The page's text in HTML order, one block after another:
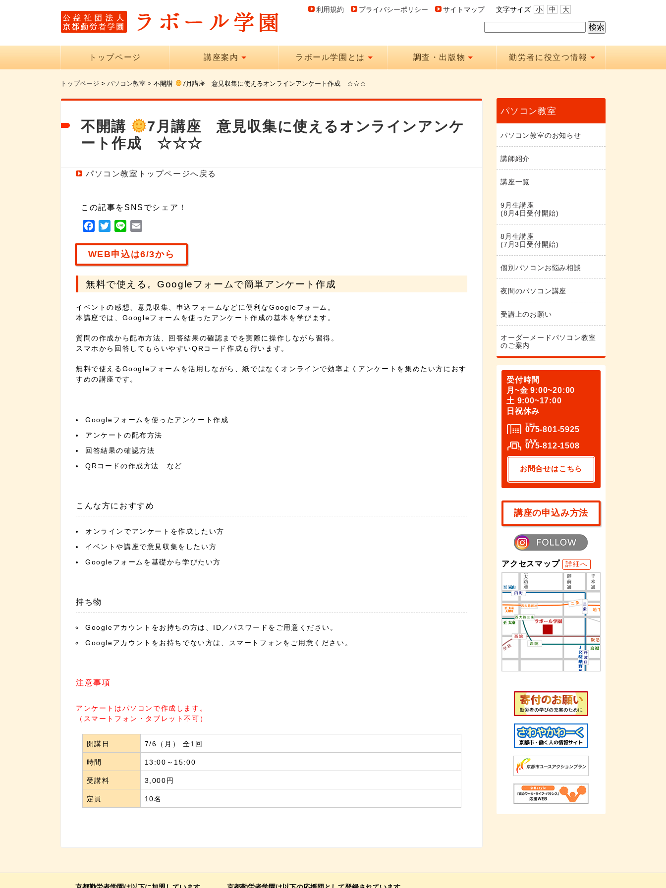
利用規約 プライバシーポリシー サイトマップ 文字サイズ 小 中 大
トップページ 講座案内 ラボール学園とは 調査・出版物 勤労者に役立つ情報
トップページ > パソコン教室 > 不開講 7月講座 意見収集に使えるオンラインアンケート作成 ☆☆☆
不開講
7月講座 意見収集に使えるオンラインアンケ
ート作成 ☆☆☆
パソコン教室トップページへ戻る
この記事をSNSでシェア！
F
c
o
k
T
i
e
n
a
WEB申込は6/3から
無料で使える。Googleフォームで簡単アンケート作成
イベントの感想、意見収集、申込フォームなどに便利なGoogleフォーム。
本講座では、Googleフォームを使ったアンケート作成の基本を学びます。
質問の作成から配布方法、回答結果の確認までを実際に操作しながら習得。
スマホから回答してもらいやすいQRコード作成も行います。
無料で使えるGoogleフォームを活用しながら、紙ではなくオンラインで効率よくアンケートを集めたい方におす
すめの講座です。
Googleフォームを使ったアンケート作成
アンケートの配布方法
回答結果の確認方法
QRコードの作成方法 など
こんな方におすすめ
オンラインでアンケートを作成したい方
イベントや講座で意見収集をしたい方
Googleフォームを基礎から学びたい方
持ち物
Googleアカウントをお持ちの方は、ID／パスワードをご用意ください。
Googleアカウントをお持ちでない方は、スマートフォンをご用意ください。
注意事項
アンケートはパソコンで作成します。
（スマートフォン・タブレット不可）
開講日 7/6（月） 全1回
時間 13:00～15:00
受講料 3,000円
定員 10名
パソコン教室
パソコン教室のお知らせ
講師紹介
講座一覧
9月生講座
(8月4日受付開始)
8月生講座
(7月3日受付開始)
個別パソコンお悩み相談
夜間のパソコン講座
受講上のお願い
オーダーメードパソコン教室
のご案内
受付時間
月~金 9:00~20:00
土 9:00~17:00
日祝休み
TEL
075-801-5925
FAX
075-812-1508
お問合せはこちら
講座の申込み方法
アクセスマップ 詳細へ